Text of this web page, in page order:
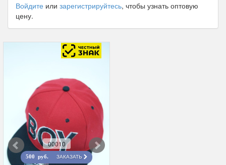
Войдите или зарегистрируйтесь, чтобы узнать оптовую
цену.
00010
500 руб. ЗАКАЗАТЬ